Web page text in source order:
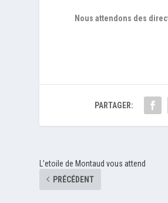
Nous attendons des
PARTAGER:
L’etoile de Montaud vous attend
PRÉCÉDENT